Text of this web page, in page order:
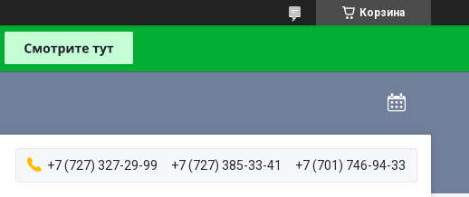
Корзина
+7 (727) 327-29-99 +7 (727) 385-33-41 +7 (701) 746-94-33